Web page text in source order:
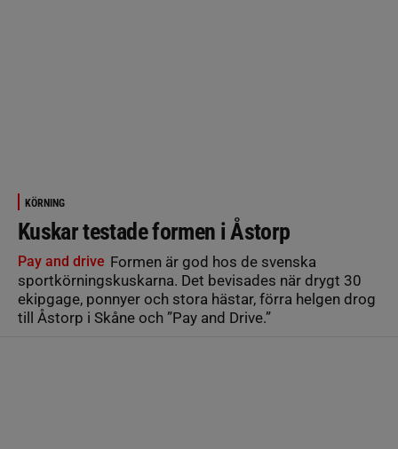
KÖRNING
Kuskar testade formen i Åstorp
Pay and drive Formen är god hos de svenska
sportkörningskuskarna. Det bevisades när drygt 30
ekipgage, ponnyer och stora hästar, förra helgen drog
till Åstorp i Skåne och ”Pay and Drive.”